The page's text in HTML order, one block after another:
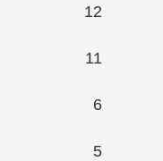
12
11
6
5